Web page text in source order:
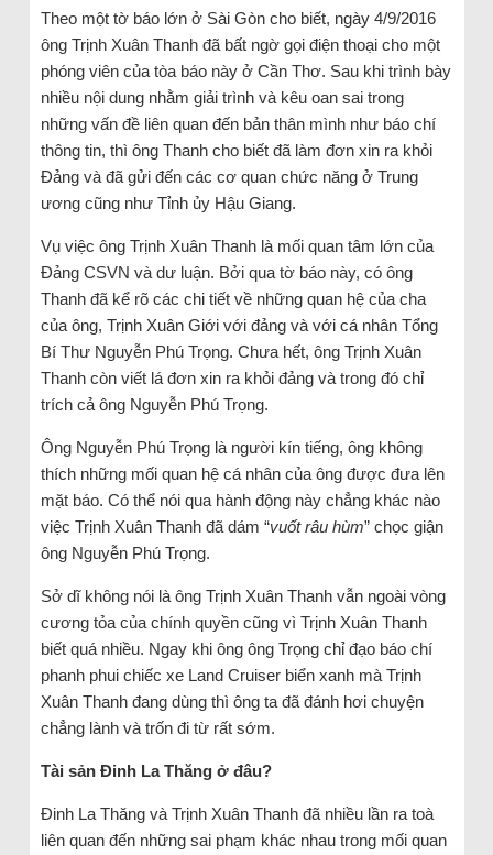
Theo một tờ báo lớn ở Sài Gòn cho biết, ngày 4/9/2016
ông Trịnh Xuân Thanh đã bất ngờ gọi điện thoại cho một
phóng viên của tòa báo này ở Cần Thơ. Sau khi trình bày
nhiều nội dung nhằm giải trình và kêu oan sai trong
những vấn đề liên quan đến bản thân mình như báo chí
thông tin, thì ông Thanh cho biết đã làm đơn xin ra khỏi
Đảng và đã gửi đến các cơ quan chức năng ở Trung
ương cũng như Tỉnh ủy Hậu Giang.
Vụ việc ông Trịnh Xuân Thanh là mối quan tâm lớn của
Đảng CSVN và dư luận. Bởi qua tờ báo này, có ông
Thanh đã kể rõ các chi tiết về những quan hệ của cha
của ông, Trịnh Xuân Giới với đảng và với cá nhân Tổng
Bí Thư Nguyễn Phú Trọng. Chưa hết, ông Trịnh Xuân
Thanh còn viết lá đơn xin ra khỏi đảng và trong đó chỉ
trích cả ông Nguyễn Phú Trọng.
Ông Nguyễn Phú Trọng là người kín tiếng, ông không
thích những mối quan hệ cá nhân của ông được đưa lên
mặt báo. Có thể nói qua hành động này chẳng khác nào
việc Trịnh Xuân Thanh đã dám “vuốt râu hùm” chọc giận
ông Nguyễn Phú Trọng.
Sở dĩ không nói là ông Trịnh Xuân Thanh vẫn ngoài vòng
cương tỏa của chính quyền cũng vì Trịnh Xuân Thanh
biết quá nhiều. Ngay khi ông ông Trọng chỉ đạo báo chí
phanh phui chiếc xe Land Cruiser biển xanh mà Trịnh
Xuân Thanh đang dùng thì ông ta đã đánh hơi chuyện
chẳng lành và trốn đi từ rất sớm.
Tài sản Đinh La Thăng ở đâu?
Đinh La Thăng và Trịnh Xuân Thanh đã nhiều lần ra toà
liên quan đến những sai phạm khác nhau trong mối quan